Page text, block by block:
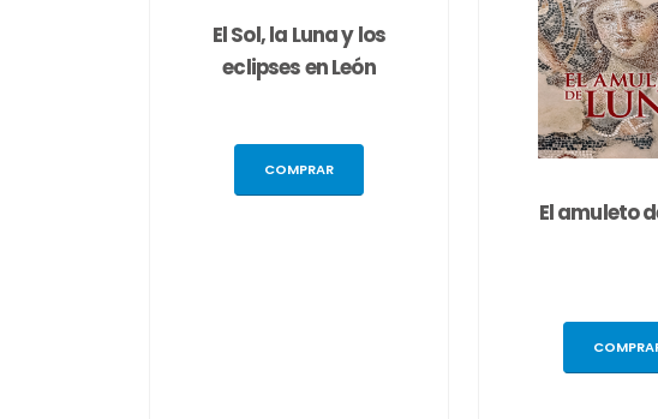
El Sol, la Luna y los
eclipses en León
COMPRAR
El amuleto